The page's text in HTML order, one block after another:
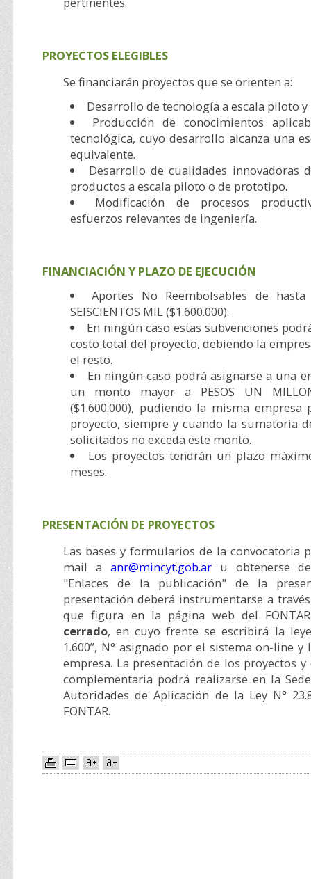
PROYECTOS ELEGIBLES
Se financiarán proyectos que se orienten a:
Desarrollo de tecnología a escala piloto
Producción de conocimientos
tecnológica, cuyo desarrollo alcanza una
equivalente.
Desarrollo de cualidades innovadoras
productos a escala piloto o de prototipo.
Modificación de procesos
esfuerzos relevantes de ingeniería.
FINANCIACIÓN Y PLAZO DE EJECUCIÓN
Aportes No Reembolsables de hasta
SEISCIENTOS MIL ($1.600.000).
En ningún caso estas subvenciones
costo total del proyecto, debiendo la
el resto.
En ningún caso podrá asignarse a una
un monto mayor a PESOS UN
($1.600.000), pudiendo la misma
proyecto, siempre y cuando la sumatoria
solicitados no exceda este monto.
Los proyectos tendrán un plazo
meses.
PRESENTACIÓN DE PROYECTOS
Las bases y formularios de la convocatoria
mail a anr@mincyt.gob.aru obtenerse
"Enlaces de la publicación" de la
presentación deberá instrumentarse a
que figura en la página web del
cerrado, en cuyo frente se escribirá la
1.600”, N° asignado por el sistema on-line
empresa. La presentación de los proyectos
complementaria podrá realizarse en la
Autoridades de Aplicación de la Ley N°
FONTAR.